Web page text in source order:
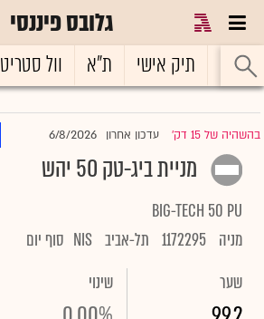
גלובס פיננסי
ראשי תיק אישי ת"א וול סטריט
בהשהיה של 15 דק' |עדכון אחרון 6/8/2026
מניית ביג-טק 50 יהש
BIG-TECH 50 PU
מניה 1172295 תל-אביב NIS סוף יום
שער
שינוי